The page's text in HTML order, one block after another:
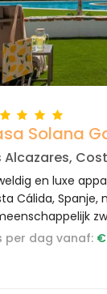
Solana
Alcazares,
en luxe
Cálida, Spanje,
appartement is
per dag vanaf: €